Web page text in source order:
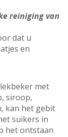
reiniging van
dat u
en
met
siroop,
kan het gebit
suikers in
het ontstaan